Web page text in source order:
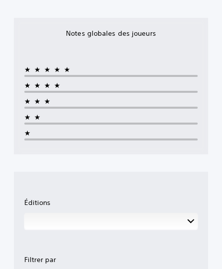
Notes globales des joueurs
★★★★★
★★★★
★★★
★★
★
Éditions
Filtrer par